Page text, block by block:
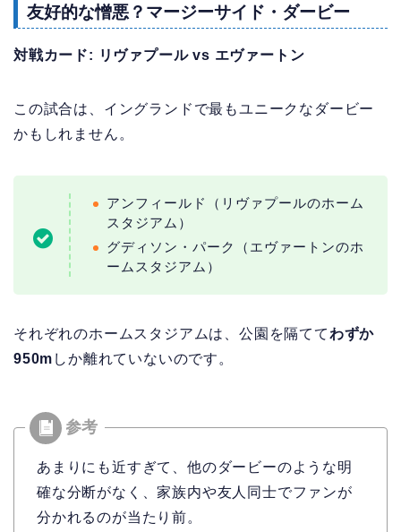
友好的な憎悪？マージーサイド・ダービー
対戦カード: リヴァプール vs エヴァートン
この試合は、イングランドで最もユニークなダービー
かもしれません。
アンフィールド（リヴァプールのホーム
スタジアム）
グディソン・パーク（エヴァートンのホ
ームスタジアム）
それぞれのホームスタジアムは、公園を隔ててわずか
950m しか離れていないのです。
あまりにも近すぎて、他のダービーのような明
確な分断がなく、家族内や友人同士でファンが
分かれるのが当たり前。